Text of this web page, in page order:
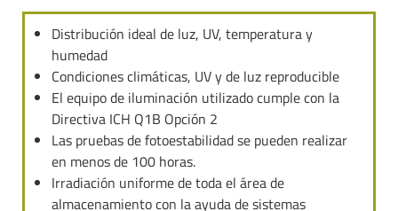
Distribución ideal de luz, UV, temperatura y
humedad
Condiciones climáticas, UV y de luz reproducible
El equipo de iluminación utilizado cumple con la
Directiva ICH Q1B Opción 2
Las pruebas de fotoestabilidad se pueden realizar
en menos de 100 horas.
Irradiación uniforme de toda el área de
almacenamiento con la ayuda de sistemas